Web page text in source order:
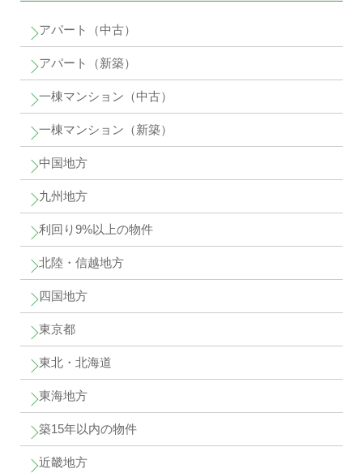
アパート（中古）
アパート（新築）
一棟マンション（中古）
一棟マンション（新築）
中国地方
九州地方
利回り9%以上の物件
北陸・信越地方
四国地方
東京都
東北・北海道
東海地方
築15年以内の物件
近畿地方